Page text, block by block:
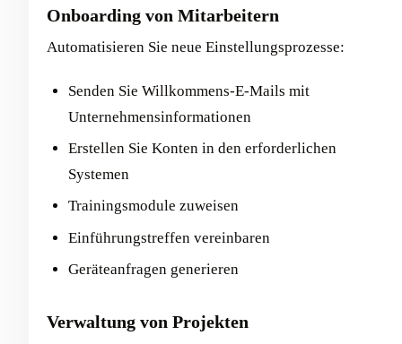
Onboarding von Mitarbeitern
Automatisieren Sie neue Einstellungsprozesse:
Senden Sie Willkommens-E-Mails mit
Unternehmensinformationen
Erstellen Sie Konten in den erforderlichen
Systemen
Trainingsmodule zuweisen
Einführungstreffen vereinbaren
Geräteanfragen generieren
Verwaltung von Projekten